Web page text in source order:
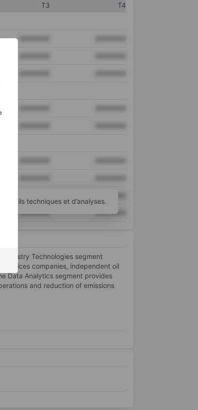
T3
T4
XXXXXXX XXXXXXX
outils techniques et d’analyses.
Technologies segment
companies, independent oil
Data Analytics segment provides
and reduction of emissions